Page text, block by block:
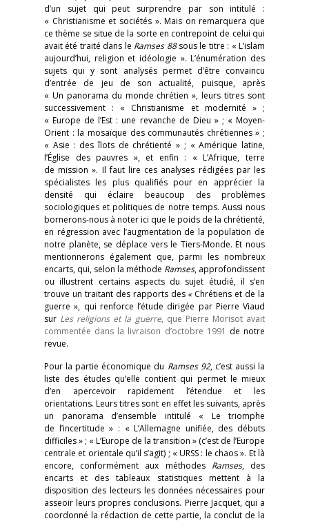
d’un sujet qui peut surprendre par son intitulé :
« Christianisme et sociétés ». Mais on remarquera que
ce thème se situe de la sorte en contrepoint de celui qui
avait été traité dans le Ramses 88sous le titre : « L’islam
aujourd’hui, religion et idéologie ». L’énumération des
sujets qui y sont analysés permet d’être convaincu
d’entrée de jeu de son actualité, puisque, après
« Un panorama du monde chrétien », leurs titres sont
successivement : « Christianisme et modernité » ;
« Europe de l’Est : une revanche de Dieu » ; « Moyen-
Orient : la mosaïque des communautés chrétiennes » ;
« Asie : des îlots de chrétienté » ; « Amérique latine,
l’Église des pauvres », et enfin : « L’Afrique, terre
de mission ». Il faut lire ces analyses rédigées par les
spécialistes les plus qualifiés pour en apprécier la
densité qui éclaire beaucoup des problèmes
sociologiques et politiques de notre temps. Aussi nous
bornerons-nous à noter ici que le poids de la chrétienté,
en régression avec l’augmentation de la population de
notre planète, se déplace vers le Tiers-Monde. Et nous
mentionnerons également que, parmi les nombreux
encarts, qui, selon la méthode Ramses, approfondissent
ou illustrent certains aspects du sujet étudié, il s’en
trouve un traitant des rapports des « Chrétiens et de la
guerre », qui renforce l’étude dirigée par Pierre Viaud
sur Les religions et la guerre, que Pierre Morisot avait
commentée dans la livraison d’octobre 1991 de notre
revue.
Pour la partie économique du Ramses 92, c’est aussi la
liste des études qu’elle contient qui permet le mieux
d’en apercevoir rapidement l’étendue et les
orientations. Leurs titres sont en effet les suivants, après
un panorama d’ensemble intitulé « Le triomphe
de l’incertitude » : « L’Allemagne unifiée, des débuts
difficiles » ; « L’Europe de la transition » (c’est de l’Europe
centrale et orientale qu’il s’agit) ; « URSS : le chaos ». Et là
encore, conformément aux méthodes Ramses, des
encarts et des tableaux statistiques mettent à la
disposition des lecteurs les données nécessaires pour
asseoir leurs propres conclusions. Pierre Jacquet, qui a
coordonné la rédaction de cette partie, la conclut de la